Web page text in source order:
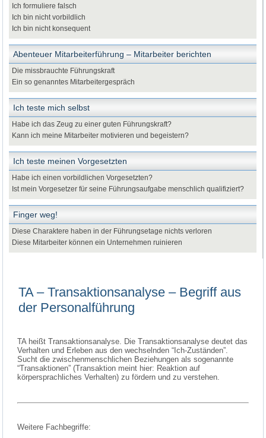
Ich formuliere falsch
Ich bin nicht vorbildlich
Ich bin nicht konsequent
Abenteuer Mitarbeiterführung – Mitarbeiter berichten
Die missbrauchte Führungskraft
Ein so genanntes Mitarbeitergespräch
Ich teste mich selbst
Habe ich das Zeug zu einer guten Führungskraft?
Kann ich meine Mitarbeiter motivieren und begeistern?
Ich teste meinen Vorgesetzten
Habe ich einen vorbildlichen Vorgesetzten?
Ist mein Vorgesetzer für seine Führungsaufgabe menschlich qualifiziert?
Finger weg!
Diese Charaktere haben in der Führungsetage nichts verloren
Diese Mitarbeiter können ein Unternehmen ruinieren
TA – Transaktionsanalyse – Begriff aus
der Personalführung
TA heißt Transaktionsanalyse. Die Transaktionsanalyse deutet das
Verhalten und Erleben aus den wechselnden “Ich-Zuständen”.
Sucht die zwischenmenschlichen Beziehungen als sogenannte
“Transaktionen” (Transaktion meint hier: Reaktion auf
körpersprachliches Verhalten) zu fördern und zu verstehen.
Weitere Fachbegriffe: